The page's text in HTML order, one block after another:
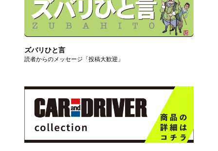
ズバリひと言
読者からのメッセージ「投稿大歓迎」